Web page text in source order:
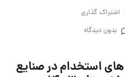
اشتراک گذاری
بدون دیدگاه
استخدام در صنایع